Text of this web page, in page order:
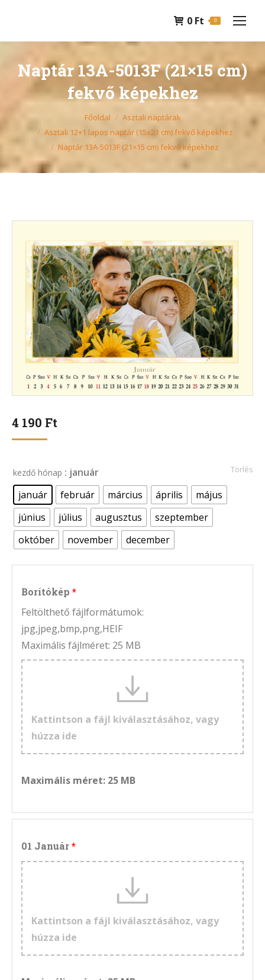
0 Ft 0
Naptár 13A-5013F (21×15 cm)
fekvő képekhez
Főoldal
Asztali naptárak
Asztali 12+1 lapos naptár (15x21 cm) fekvő képekhez
Naptár 13A-5013F (21×15 cm) fekvő képekhez
4 190 Ft
kezdő hónap : január
január
február március április
május
június
július augusztus
szeptember
október
november december
Törlés
Borítókép
Feltölthető fájlformátumok:
jpg,jpeg,bmp,png,HEIF
Maximális fájlméret: 25 MB
Kattintson a fájl kiválasztásához, vagy
húzza ide
Maximális méret: 25 MB
01 Január
Kattintson a fájl kiválasztásához, vagy
húzza ide